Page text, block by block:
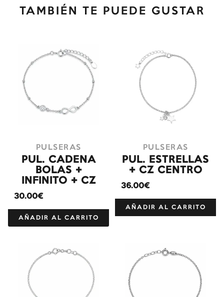
TAMBIÉN TE PUEDE GUSTAR
PULSERAS
PUL. CADENA
BOLAS +
INFINITO + CZ
30.00€
AÑADIR AL CARRITO
PULSERAS
PUL. ESTRELLAS
+ CZ CENTRO
36.00€
AÑADIR AL CARRITO